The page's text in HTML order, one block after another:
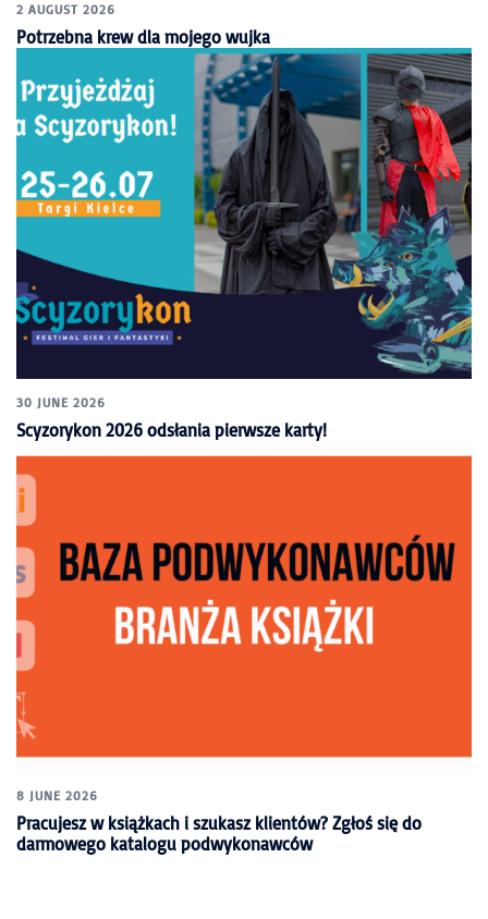
2 AUGUST 2026
Potrzebna krew dla mojego wujka
30 JUNE 2026
Scyzorykon 2026 odsłania pierwsze karty!
8 JUNE 2026
Pracujesz w książkach i szukasz klientów? Zgłoś się do
darmowego katalogu podwykonawców